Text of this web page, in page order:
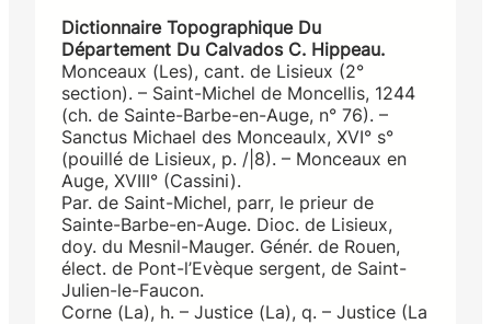
Dictionnaire Topographique Du
Département Du Calvados C. Hippeau.
Monceaux (Les), cant. de Lisieux (2°
section). – Saint-Michel de Moncellis, 1244
(ch. de Sainte-Barbe-en-Auge, n° 76). –
Sanctus Michael des Monceaulx, XVI° s°
(pouillé de Lisieux, p. /|8). – Monceaux en
Auge, XVIII° (Cassini).
Par. de Saint-Michel, parr, le prieur de
Sainte-Barbe-en-Auge. Dioc. de Lisieux,
doy. du Mesnil-Mauger. Génér. de Rouen,
élect. de Pont-l’Evèque sergent, de Saint-
Julien-le-Faucon.
Corne (La), h. – Justice (La), q. – Justice (La